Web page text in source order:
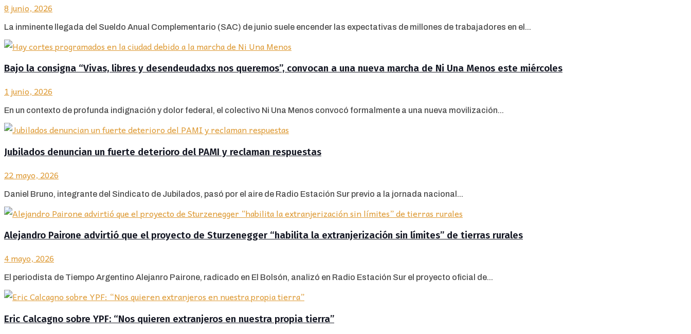
8 junio, 2026
La inminente llegada del Sueldo Anual Complementario (SAC) de junio suele encender las expectativas de millones de trabajadores en el...
Bajo la consigna “Vivas, libres y desendeudadxs nos queremos”, convocan a una nueva marcha de Ni Una Menos este miércoles
1 junio, 2026
En un contexto de profunda indignación y dolor federal, el colectivo Ni Una Menos convocó formalmente a una nueva movilización...
Jubilados denuncian un fuerte deterioro del PAMI y reclaman respuestas
22 mayo, 2026
Daniel Bruno, integrante del Sindicato de Jubilados, pasó por el aire de Radio Estación Sur previo a la jornada nacional...
Alejandro Pairone advirtió que el proyecto de Sturzenegger “habilita la extranjerización sin límites” de tierras rurales
4 mayo, 2026
El periodista de Tiempo Argentino Alejanro Pairone, radicado en El Bolsón, analizó en Radio Estación Sur el proyecto oficial de...
Eric Calcagno sobre YPF: “Nos quieren extranjeros en nuestra propia tierra”